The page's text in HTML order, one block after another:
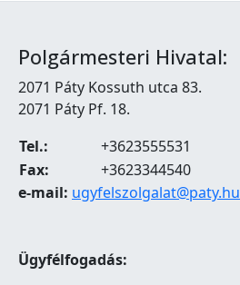
Polgármesteri Hivatal:
2071 Páty Kossuth utca 83.
2071 Páty Pf. 18.
Tel.:
+3623555531
Fax:
+3623344540
e-mail: ugyfelszolgalat@paty.hu
Ügyfélfogadás: